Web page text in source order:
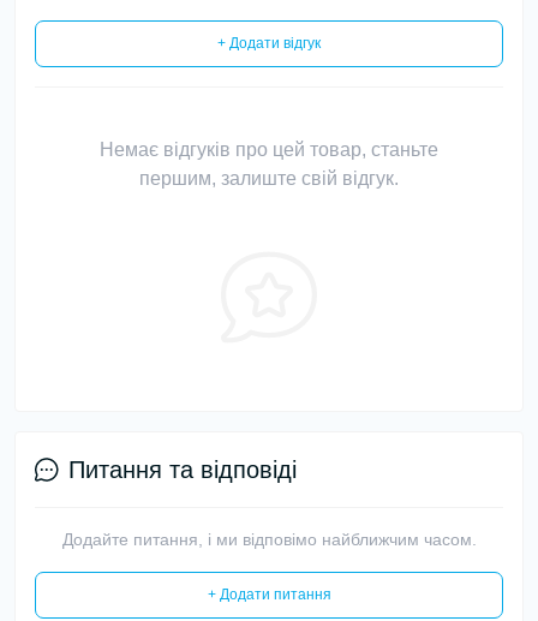
+ Додати відгук
Немає відгуків про цей товар, станьте
першим, залиште свій відгук.
Питання та відповіді
Додайте питання, і ми відповімо найближчим часом.
+ Додати питання